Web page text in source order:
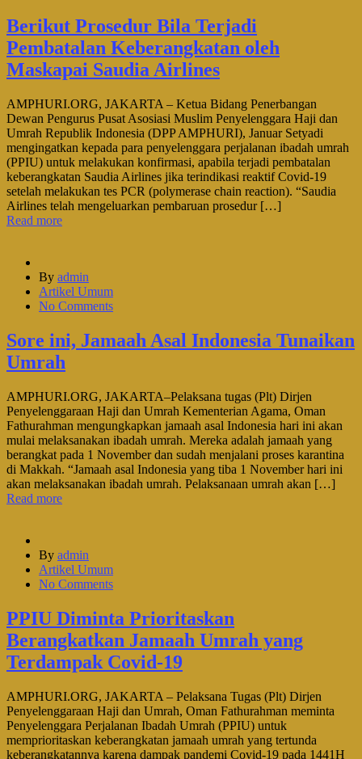
Berikut Prosedur Bila Terjadi
Pembatalan Keberangkatan oleh
Maskapai Saudia Airlines
AMPHURI.ORG, JAKARTA – Ketua Bidang Penerbangan
Dewan Pengurus Pusat Asosiasi Muslim Penyelenggara Haji dan
Umrah Republik Indonesia (DPP AMPHURI), Januar Setyadi
mengingatkan kepada para penyelenggara perjalanan ibadah umrah
(PPIU) untuk melakukan konfirmasi, apabila terjadi pembatalan
keberangkatan Saudia Airlines jika terindikasi reaktif Covid-19
setelah melakukan tes PCR (polymerase chain reaction). “Saudia
Airlines telah mengeluarkan pembaruan prosedur […]
Read more
By admin
Artikel Umum
No Comments
Sore ini, Jamaah Asal Indonesia Tunaikan
Umrah
AMPHURI.ORG, JAKARTA–Pelaksana tugas (Plt) Dirjen
Penyelenggaraan Haji dan Umrah Kementerian Agama, Oman
Fathurahman mengungkapkan jamaah asal Indonesia hari ini akan
mulai melaksanakan ibadah umrah. Mereka adalah jamaah yang
berangkat pada 1 November dan sudah menjalani proses karantina
di Makkah. “Jamaah asal Indonesia yang tiba 1 November hari ini
akan melaksanakan ibadah umrah. Pelaksanaan umrah akan […]
Read more
By admin
Artikel Umum
No Comments
PPIU Diminta Prioritaskan
Berangkatkan Jamaah Umrah yang
Terdampak Covid-19
AMPHURI.ORG, JAKARTA – Pelaksana Tugas (Plt) Dirjen
Penyelenggaraan Haji dan Umrah, Oman Fathurahman meminta
Penyelenggara Perjalanan Ibadah Umrah (PPIU) untuk
memprioritaskan keberangkatan jamaah umrah yang tertunda
keberangkatannya karena dampak pandemi Covid-19 pada 1441H